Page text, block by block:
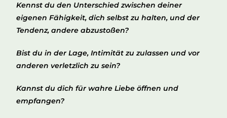
Kennst du den Unterschied zwischen deiner
eigenen Fähigkeit, dich selbst zu halten, und der
Tendenz, andere abzustoßen?
Bist du in der Lage, Intimität zu zulassen und vor
anderen verletzlich zu sein?
Kannst du dich für wahre Liebe öffnen und
empfangen?